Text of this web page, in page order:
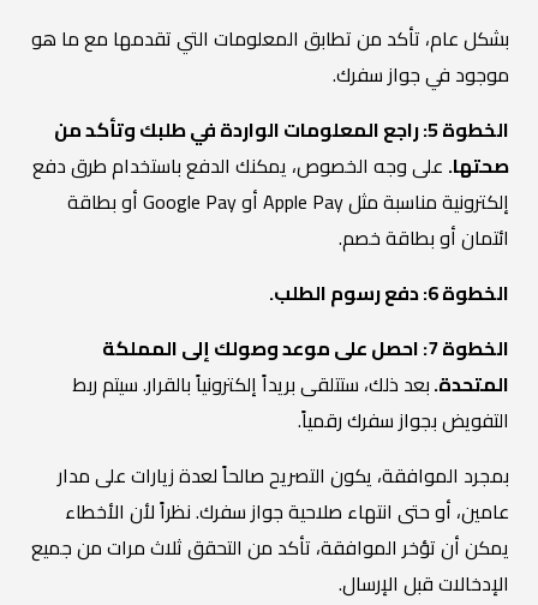
بشكل عام، تأكد من تطابق المعلومات التي تقدمها مع ما هو
موجود في جواز سفرك.
الخطوة 5: راجع المعلومات الواردة في طلبك وتأكد من
صحتها. على وجه الخصوص، يمكنك الدفع باستخدام طرق دفع
إلكترونية مناسبة مثل Apple Pay أو Google Pay أو بطاقة
ائتمان أو بطاقة خصم.
الخطوة 6: دفع رسوم الطلب.
الخطوة 7: احصل على موعد وصولك إلى المملكة
المتحدة.بعد ذلك، ستتلقى بريداً إلكترونياً بالقرار. سيتم ربط
التفويض بجواز سفرك رقمياً.
بمجرد الموافقة، يكون التصريح صالحاً لعدة زيارات على مدار
عامين، أو حتى انتهاء صلاحية جواز سفرك. نظراً لأن الأخطاء
يمكن أن تؤخر الموافقة، تأكد من التحقق ثلاث مرات من جميع
الإدخالات قبل الإرسال.